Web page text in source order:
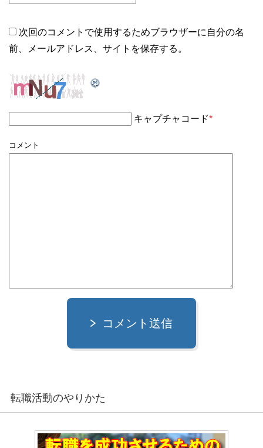
次回のコメントで使用するためブラウザーに自分の名
前、メールアドレス、サイトを保存する。
キャプチャコード*
コメント
コメント送信
転職活動のやりかた